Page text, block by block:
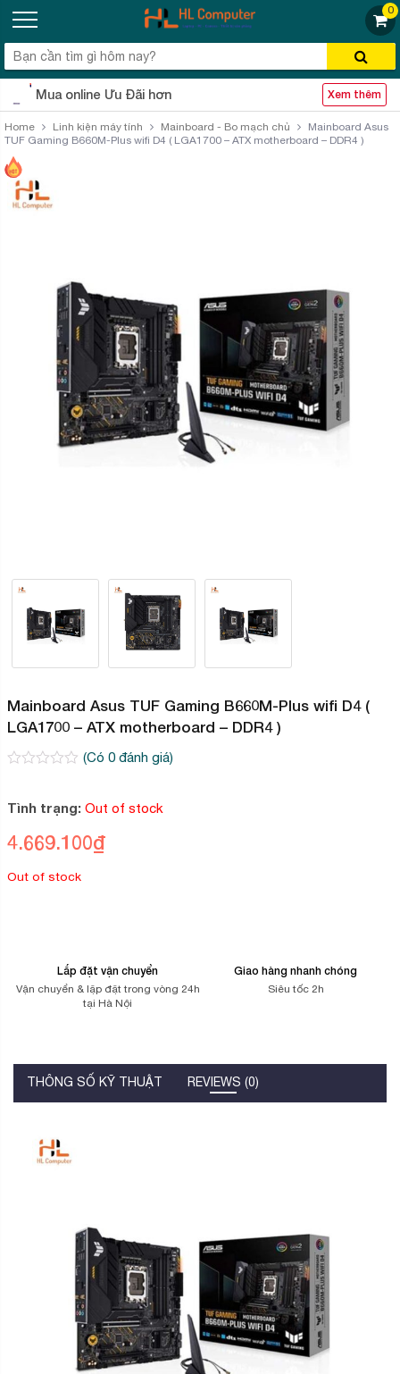
0
Mua online Ưu Đãi hơn Xem thêm
Home Linh kiện máy tính Mainboard - Bo mạch chủ
Mainboard Asus
TUF Gaming B660M-Plus wifi D4 ( LGA1700 – ATX motherboard – DDR4 )
Mainboard Asus TUF Gaming B660M-Plus wifi D4 (
LGA1700 – ATX motherboard – DDR4 )
5
đánh
(Có 0đánh giá)
Tình trạng: Out of stock
4.669.100₫
Out of stock
Lắp đặt vận chuyển
Vận chuyển & lặp đặt trong vòng 24h
tại Hà Nội
Giao hàng nhanh chóng
Siêu tốc 2h
THÔNG SỐ KỸ THUẬT REVIEWS (0)